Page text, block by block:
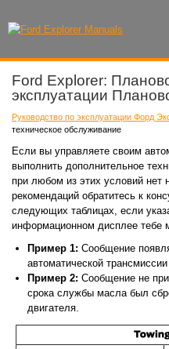
Ford Explorer:
эксплуатации
Руководство по эксплуатации Форд
техническое обслуживание
Если вы управляете своим
выполнить дополнительное
при любом из этих условий нет
рекомендаций обратитесь к
следующих таблицах, если
информационном дисплее тебе
Пример 1: Сообщение
автоматической
Пример 2: Сообщение не
срока службы масла был
двигателя.